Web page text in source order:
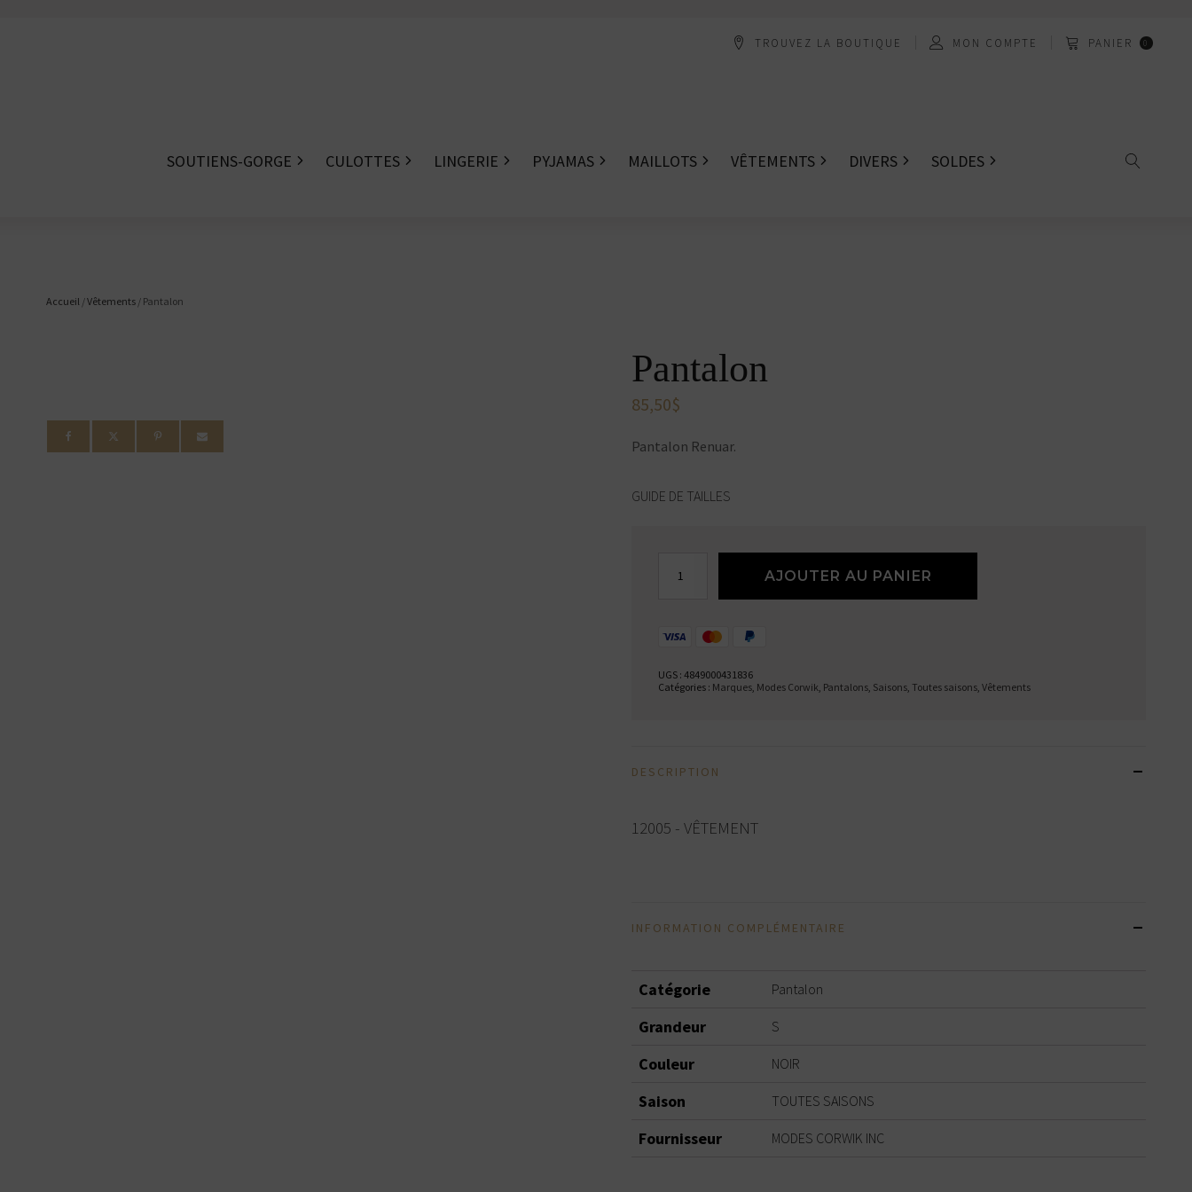
TROUVEZ LA BOUTIQUE MON COMPTE PANIER 0
SOUTIENS-GORGE CULOTTES LINGERIE PYJAMAS MAILLOTS VÊTEMENTS DIVERS SOLDES
Accueil /Vêtements / Pantalon
Pantalon
85,50$
Pantalon Renuar.
GUIDE DE TAILLES
AJOUTER AU PANIER
UGS : 4849000431836
Catégories : Marques Modes Corwik Pantalons Saisons Toutes saisons Vêtements
DESCRIPTION
12005 - VÊTEMENT
INFORMATION COMPLÉMENTAIRE
Catégorie Pantalon
Grandeur S
Couleur NOIR
Saison TOUTES SAISONS
Fournisseur MODES CORWIK INC